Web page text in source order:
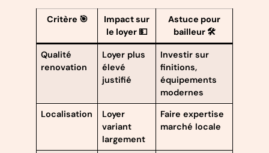
Critère 🎯
Impact sur
le loyer 💵
Astuce pour
bailleur 🛠️
Qualité
renovation
Loyer plus
élevé
justifié
Investir sur
finitions,
équipements
modernes
Localisation
Loyer
variant
largement
Faire expertise
marché locale